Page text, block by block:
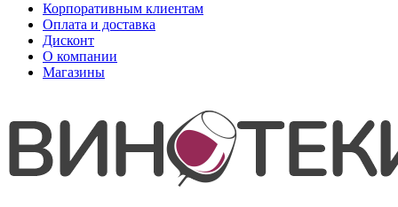
Корпоративным клиентам
Оплата и доставка
Дисконт
О компании
Магазины